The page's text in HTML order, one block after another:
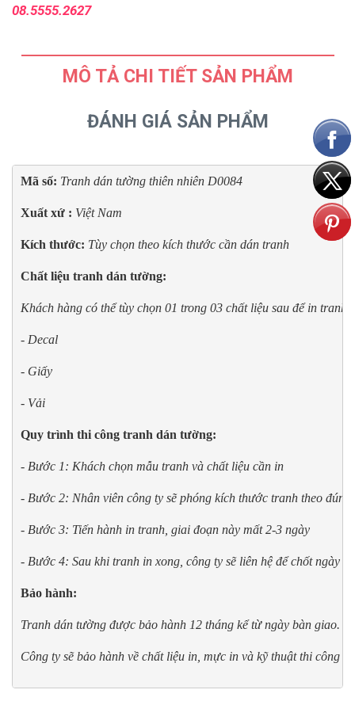
08.5555.2627
MÔ TẢ CHI TIẾT SẢN PHẨM
ĐÁNH GIÁ SẢN PHẨM
Mã số: Tranh dán tường thiên nhiên D0084
Xuất xứ : Việt Nam
Kích thước: Tùy chọn theo kích thước cần dán tranh
Chất liệu tranh dán tường:
Khách hàng có thể tùy chọn 01 trong 03 chất liệu sau để in tranh
- Decal
- Giấy
- Vải
Quy trình thi công tranh dán tường:
- Bước 1: Khách chọn mẫu tranh và chất liệu cần in
- Bước 2: Nhân viên công ty sẽ phóng kích thước tranh theo
- Bước 3: Tiến hành in tranh, giai đoạn này mất 2-3 ngày
- Bước 4: Sau khi tranh in xong, công ty sẽ liên hệ để chốt ngày
Bảo hành:
Tranh dán tường được bảo hành 12 tháng kể từ ngày bàn giao.
Công ty sẽ bảo hành về chất liệu in, mực in và kỹ thuật thi công